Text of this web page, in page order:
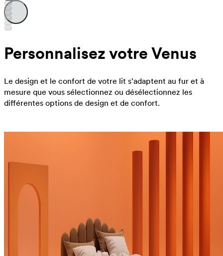
Personnalisez votre Venus
Le design et le confort de votre lit s'adaptent au fur et à
mesure que vous sélectionnez ou désélectionnez les
différentes options de design et de confort.